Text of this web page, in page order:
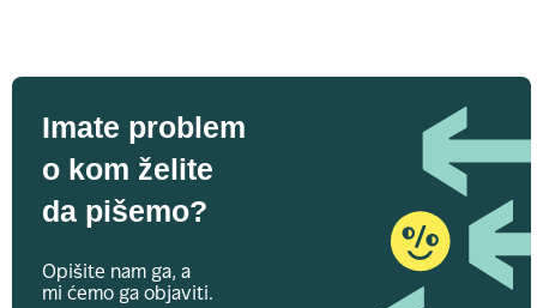
Imate problem
o kom želite
da pišemo?
Opišite nam ga, a
mi ćemo ga objaviti.